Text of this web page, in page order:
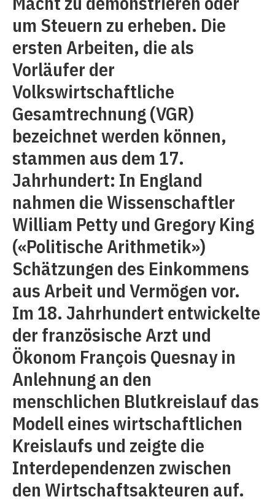
um Steuern zu erheben. Die
ersten Arbeiten, die als
Vorläufer der
Volkswirtschaftliche
Gesamtrechnung (VGR)
bezeichnet werden können,
stammen aus dem 17.
Jahrhundert: In England
nahmen die Wissenschaftler
William Petty und Gregory King
(«Politische Arithmetik»)
Schätzungen des Einkommens
aus Arbeit und Vermögen vor.
Im 18. Jahrhundert entwickelte
der französische Arzt und
Ökonom François Quesnay in
Anlehnung an den
menschlichen Blutkreislauf das
Modell eines wirtschaftlichen
Kreislaufs und zeigte die
Interdependenzen zwischen
den Wirtschaftsakteuren auf.